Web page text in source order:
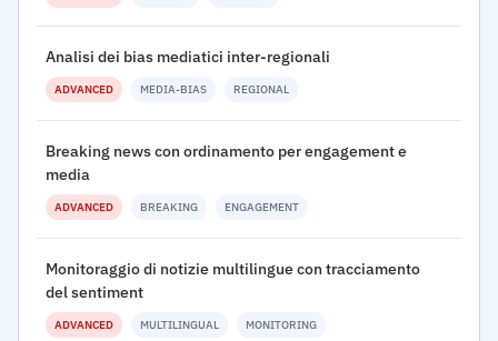
Analisi dei bias mediatici inter-regionali
ADVANCED MEDIA-BIAS REGIONAL
Breaking news con ordinamento per engagement e
media
ADVANCED BREAKING ENGAGEMENT
Monitoraggio di notizie multilingue con tracciamento
del sentiment
ADVANCED MULTILINGUAL MONITORING